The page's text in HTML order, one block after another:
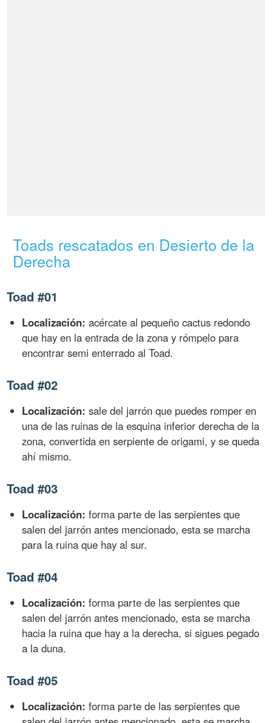
Toads rescatados en Desierto de la
Derecha
Toad #01
Localización: acércate al pequeño cactus redondo
que hay en la entrada de la zona y rómpelo para
encontrar semi enterrado al Toad.
Toad #02
Localización: sale del jarrón que puedes romper en
una de las ruinas de la esquina inferior derecha de la
zona, convertida en serpiente de origami, y se queda
ahí mismo.
Toad #03
Localización: forma parte de las serpientes que
salen del jarrón antes mencionado, esta se marcha
para la ruina que hay al sur.
Toad #04
Localización: forma parte de las serpientes que
salen del jarrón antes mencionado, esta se marcha
hacia la ruina que hay a la derecha, si sigues pegado
a la duna.
Toad #05
Localización: forma parte de las serpientes que